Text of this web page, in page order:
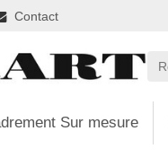
Contact
Sur mesure